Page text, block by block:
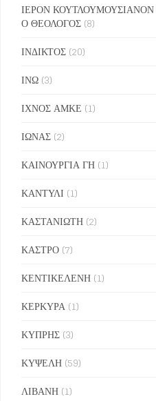
ΙΕΡΟΝ
Ο ΘΕΟΛΟΓΟΣ (8)
ΙΝΔΙΚΤΟΣ (20)
ΙΝΩ (3)
ΙΧΝΟΣ ΑΜΚΕ (1)
ΙΩΝΑΣ (2)
ΚΑΙΝΟΥΡΓΙΑ ΓΗ (1)
ΚΑΝΤΥΛΙ (1)
ΚΑΣΤΑΝΙΩΤΗ (2)
ΚΑΣΤΡΟ (7)
ΚΕΝΤΙΚΕΛΕΝΗ (1)
ΚΕΡΚΥΡΑ (1)
ΚΥΠΡΗΣ (3)
ΚΥΨΕΛΗ (59)
ΛΙΒΑΝΗ (1)